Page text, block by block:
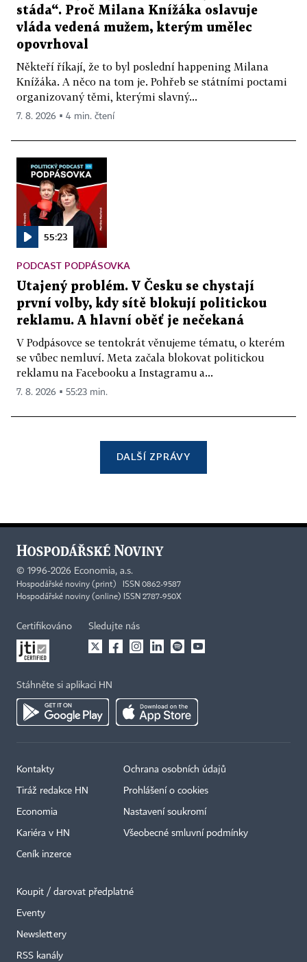
stáda“. Proč Milana Knížáka oslavuje
vláda vedená mužem, kterým umělec
opovrhoval
Někteří říkají, že to byl poslední happening Milana
Knížáka. A něco na tom je. Pohřeb se státními poctami
organizovaný těmi, kterými slavný...
7. 8. 2026 ▪ 4 min. čtení
55:23
PODCAST PODPÁSOVKA
Utajený problém. V Česku se chystají
první volby, kdy sítě blokují politickou
reklamu. A hlavní oběť je nečekaná
V Podpásovce se tentokrát věnujeme tématu, o kterém
se vůbec nemluví. Meta začala blokovat politickou
reklamu na Facebooku a Instagramu a...
7. 8. 2026 ▪ 55:23 min.
DALŠÍ ZPRÁVY
© 1996-2026 Economia, a.s.
Hospodářské noviny (print) ISSN 0862-9587
Hospodářské noviny (online) ISSN 2787-950X
Certifikováno Sledujte nás
Stáhněte si aplikaci HN
Kontakty
Tiráž redakce HN
Economia
Kariéra v HN
Ceník inzerce
Ochrana osobních údajů
Prohlášení o cookies
Nastavení soukromí
Všeobecné smluvní podmínky
Koupit / darovat předplatné
Eventy
Newslettery
RSS kanály